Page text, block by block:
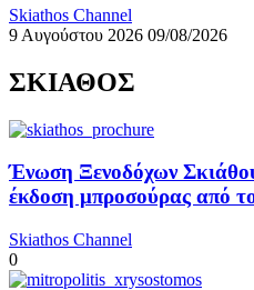
Skiathos Channel
9 Αυγούστου 2026 09/08/2026
ΣΚΙΑΘΟΣ
Ένωση Ξενοδόχων
έκδοση μπροσούρας από
Skiathos Channel
0